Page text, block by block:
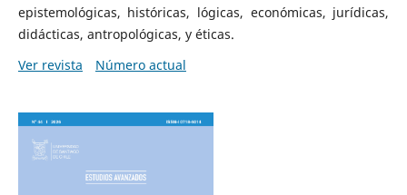
epistemológicas, históricas, lógicas, económicas, jurídicas,
didácticas, antropológicas, y éticas.
Ver revista
Número actual